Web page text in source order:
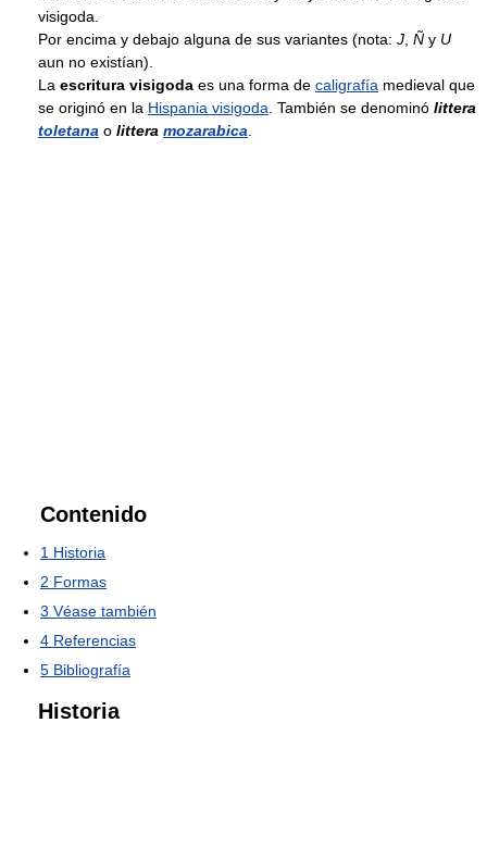
visigoda.
Por encima y debajo alguna de sus variantes (nota: J Ñ y U
aun no existían).
La escritura visigoda es una forma de caligrafía medieval que
se originó en la Hispania visigoda . También se denominó littera
toletana o littera mozarabica
Contenido
1 Historia
2 Formas
3 Véase también
4 Referencias
5 Bibliografía
Historia